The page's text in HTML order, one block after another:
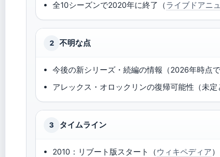
全10シーズンで2020年に終了（ライブドアニ
2 不明な点
今後の新シリーズ・続編の情報（2026年時点
アレックス・オロックリンの復帰可能性（未
3 タイムライン
2010：リブート版スタート（ ウィキペディア）